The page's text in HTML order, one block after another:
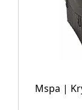
Mspa |